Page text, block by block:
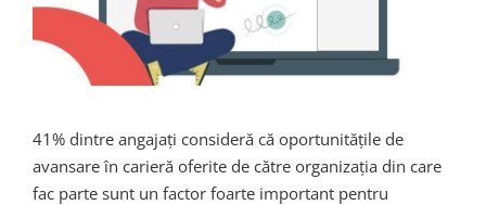
41% dintre angajați consideră că oportunitățile de
avansare în carieră oferite de către organizația din care
fac parte sunt un factor foarte important pentru